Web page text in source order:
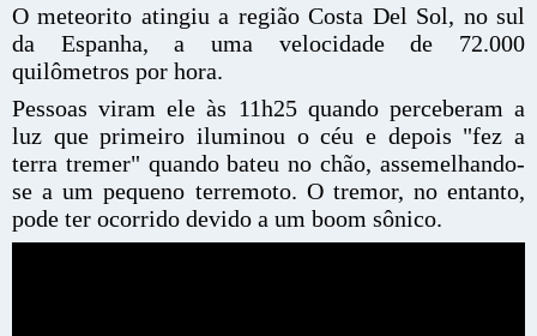
O meteorito atingiu a região Costa Del Sol, no sul
da Espanha, a uma velocidade de 72.000
quilômetros por hora.
Pessoas viram ele às 11h25 quando perceberam a
luz que primeiro iluminou o céu e depois "fez a
terra tremer" quando bateu no chão, assemelhando-
se a um pequeno terremoto. O tremor, no entanto,
pode ter ocorrido devido a um boom sônico.